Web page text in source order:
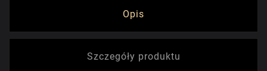
Opis
Szczegóły produktu